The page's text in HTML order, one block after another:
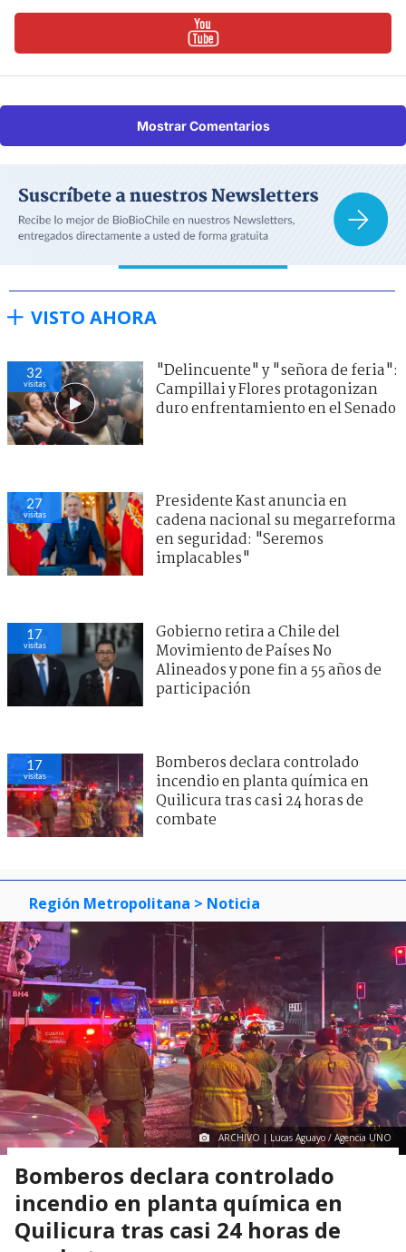
Mostrar Comentarios
VISTO AHORA
32
visitas
"Delincuente" y "señora de feria":
Campillai y Flores protagonizan
duro enfrentamiento en el Senado
27
visitas
Presidente Kast anuncia en
cadena nacional su megarreforma
en seguridad: "Seremos
implacables"
17
visitas
Gobierno retira a Chile del
Movimiento de Países No
Alineados y pone fin a 55 años de
participación
17
visitas
Bomberos declara controlado
incendio en planta química en
Quilicura tras casi 24 horas de
combate
Región Metropolitana > Noticia
ARCHIVO | Lucas Aguayo / Agencia UNO
Bomberos declara controlado
incendio en planta química en
Quilicura tras casi 24 horas de